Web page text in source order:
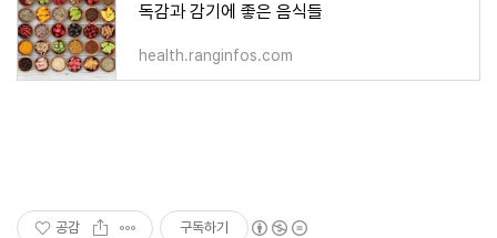
독감과 감기에 좋은 음식들
health.ranginfos.com
공감 구독하기